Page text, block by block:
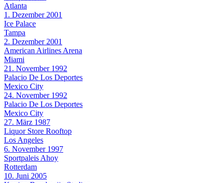
Atlanta
1. Dezember 2001
Ice Palace
Tampa
2. Dezember 2001
American Airlines Arena
Miami
21. November 1992
Palacio De Los Deportes
Mexico City
24. November 1992
Palacio De Los Deportes
Mexico City
27. März 1987
Liquor Store Rooftop
Los Angeles
6. November 1997
Sportpaleis Ahoy
Rotterdam
10. Juni 2005